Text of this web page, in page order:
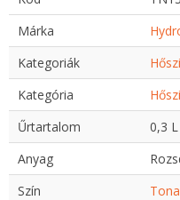
Márka
Kategoriák
Kategória
Űrtartalom
0,3 L
Anyag
Szín